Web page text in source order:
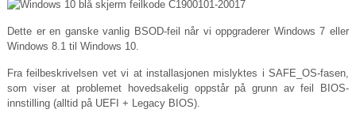
Dette er en ganske vanlig BSOD-feil når vi oppgraderer Windows 7 eller
Windows 8.1 til Windows 10.
Fra feilbeskrivelsen vet vi at installasjonen mislyktes i SAFE_OS-fasen,
som viser at problemet hovedsakelig oppstår på grunn av feil BIOS-
innstilling (alltid på UEFI + Legacy BIOS).